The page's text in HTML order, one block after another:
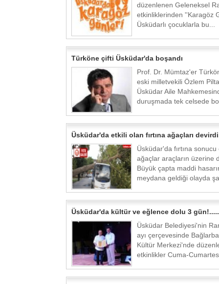
düzenlenen Geleneksel
etkinliklerinden ''Karagöz
Üsküdarlı çocuklarla bu...
Türköne çifti Üsküdar'da boşandı
Prof. Dr. Mümtaz'er
eski milletvekili Özlem
Üsküdar Aile
duruşmada tek celsede
Üsküdar'da etkili olan fırtına ağaçları
Üsküdar'da fırtına
ağaçlar araçların üzerine
Büyük çapta maddi
meydana geldiği olayda
Üsküdar'da kültür ve eğlence dolu 3 gün!.....
Üsküdar Belediyesi'nin
ayı çerçevesinde
Kültür Merkezi'nde
etkinlikler Cuma-